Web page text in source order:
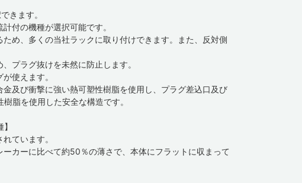
きます。
付の機種が選択可能です。
め、多くの当社ラックに取り付けできます。また、反対側
プラグ抜けを未然に防止します。
使えます。
及び衝撃に強い熱可塑性樹脂を使用し、プラグ差込口及び
脂を使用した安全な構造です。
ています。
カーに比べて約50％の薄さで、本体にフラットに収まって